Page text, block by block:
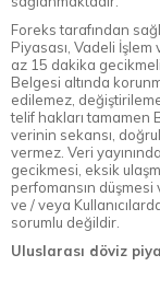
Foreks tarafından
Piyasası, Vadeli
az 15 dakika
Belgesi altında
edilemez,
telif hakları tamamen
verinin sekansı,
vermez. Veri
gecikmesi, eksik
perfomansın düşmesi
ve / veya
sorumlu değildir.
Uluslarası döviz